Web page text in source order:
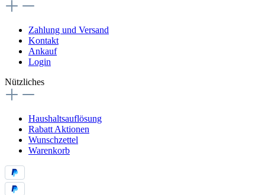
Zahlung und Versand
Kontakt
Ankauf
Login
Nützliches
Haushaltsauflösung
Rabatt Aktionen
Wunschzettel
Warenkorb